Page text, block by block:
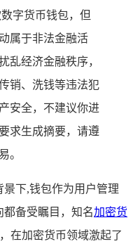
字货币钱包，但
属于非法金融活
乱经济金融秩序，
销、洗钱等违法犯
安全，不建议你进
求生成摘要，请遵
。
下,钱包作为用户管理
备受瞩目，知名加密货
在加密货币领域激起了